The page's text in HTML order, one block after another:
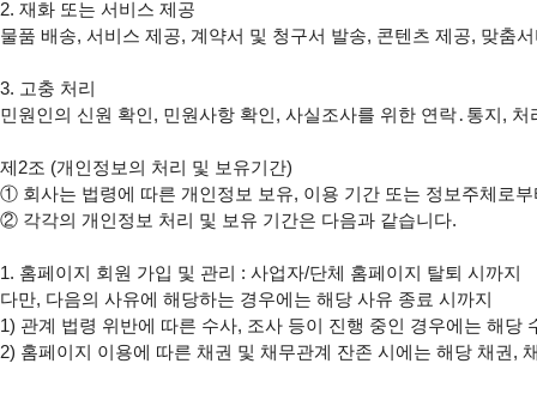
2. 재화 또는 서비스 제공
물품 배송, 서비스 제공, 계약서 및 청구서 발송, 콘텐츠 제공, 맞춤
3. 고충 처리
민원인의 신원 확인, 민원사항 확인, 사실조사를 위한 연락․통지,
①
② 각각의 개인정보 처리 및 보유 기간은 다음과 같습니다.
1. 홈페이지 회원 가입 및 관리 : 사업자/단체 홈페이지 탈퇴 시까지
다만, 다음의 사유에 해당하는 경우에는 해당 사유 종료 시까지
1) 관계 법령 위반에 따른 수사, 조사 등이 진행 중인 경우에는 해당
2) 홈페이지 이용에 따른 채권 및 채무관계 잔존 시에는 해당 채권,